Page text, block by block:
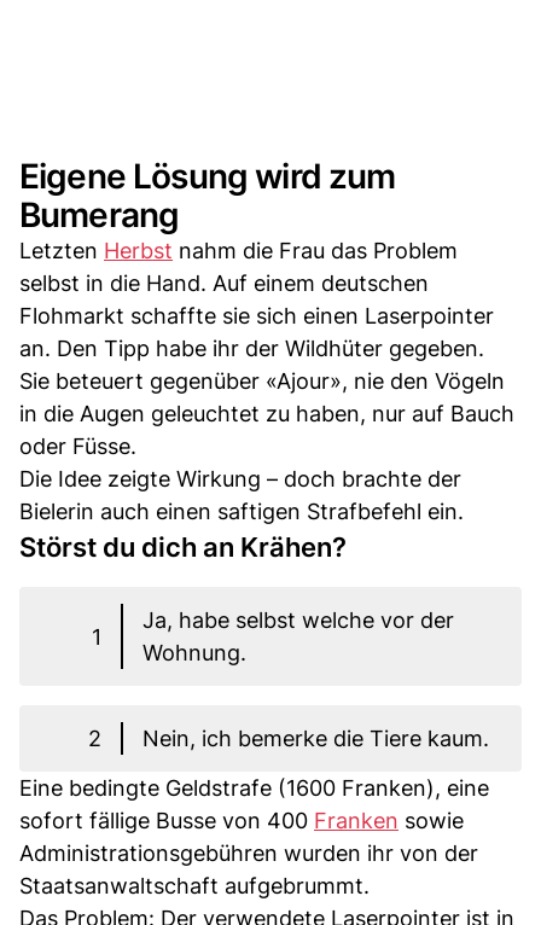
Eigene Lösung wird zum
Bumerang
Letzten Herbst nahm die Frau das Problem
selbst in die Hand. Auf einem deutschen
Flohmarkt schaffte sie sich einen Laserpointer
an. Den Tipp habe ihr der Wildhüter gegeben.
Sie beteuert gegenüber «Ajour», nie den Vögeln
in die Augen geleuchtet zu haben, nur auf Bauch
oder Füsse.
Die Idee zeigte Wirkung – doch brachte der
Bielerin auch einen saftigen Strafbefehl ein.
Störst du dich an Krähen?
1
Ja, habe selbst welche vor der
Wohnung.
2
Nein, ich bemerke die Tiere kaum.
Eine bedingte Geldstrafe (1600 Franken), eine
sofort fällige Busse von 400 Franken sowie
Administrationsgebühren wurden ihr von der
Staatsanwaltschaft aufgebrummt.
Das Problem: Der verwendete Laserpointer ist in